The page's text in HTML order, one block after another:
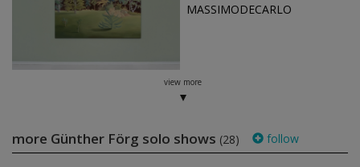
MASSIMODECARLO
view more
more Günther Förg solo shows (28) follow